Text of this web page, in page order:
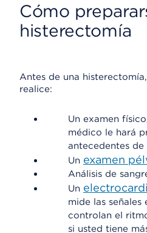
Cómo
histerectomía
Antes de una
realice:
Un examen
médico le hará
antecedentes de
Un examen
Análisis de
Un
mide las señales
controlan el
si usted tiene